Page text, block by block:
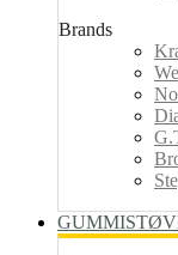
Brands